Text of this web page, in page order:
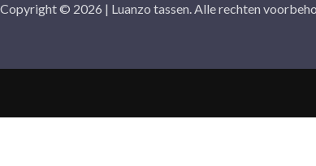
Copyright © 2026 | Luanzo tassen. Alle rechten